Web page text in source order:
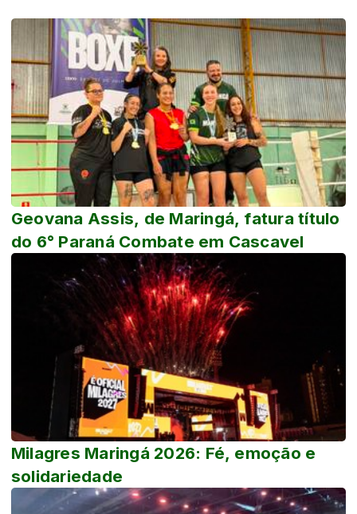
Geovana Assis, de Maringá, fatura título
do 6° Paraná Combate em Cascavel
Milagres Maringá 2026: Fé, emoção e
solidariedade